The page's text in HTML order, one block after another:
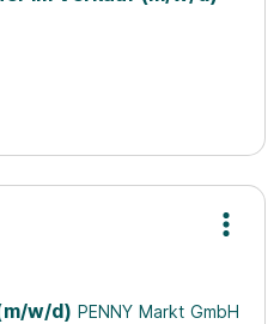
w/d) PENNY Markt GmbH